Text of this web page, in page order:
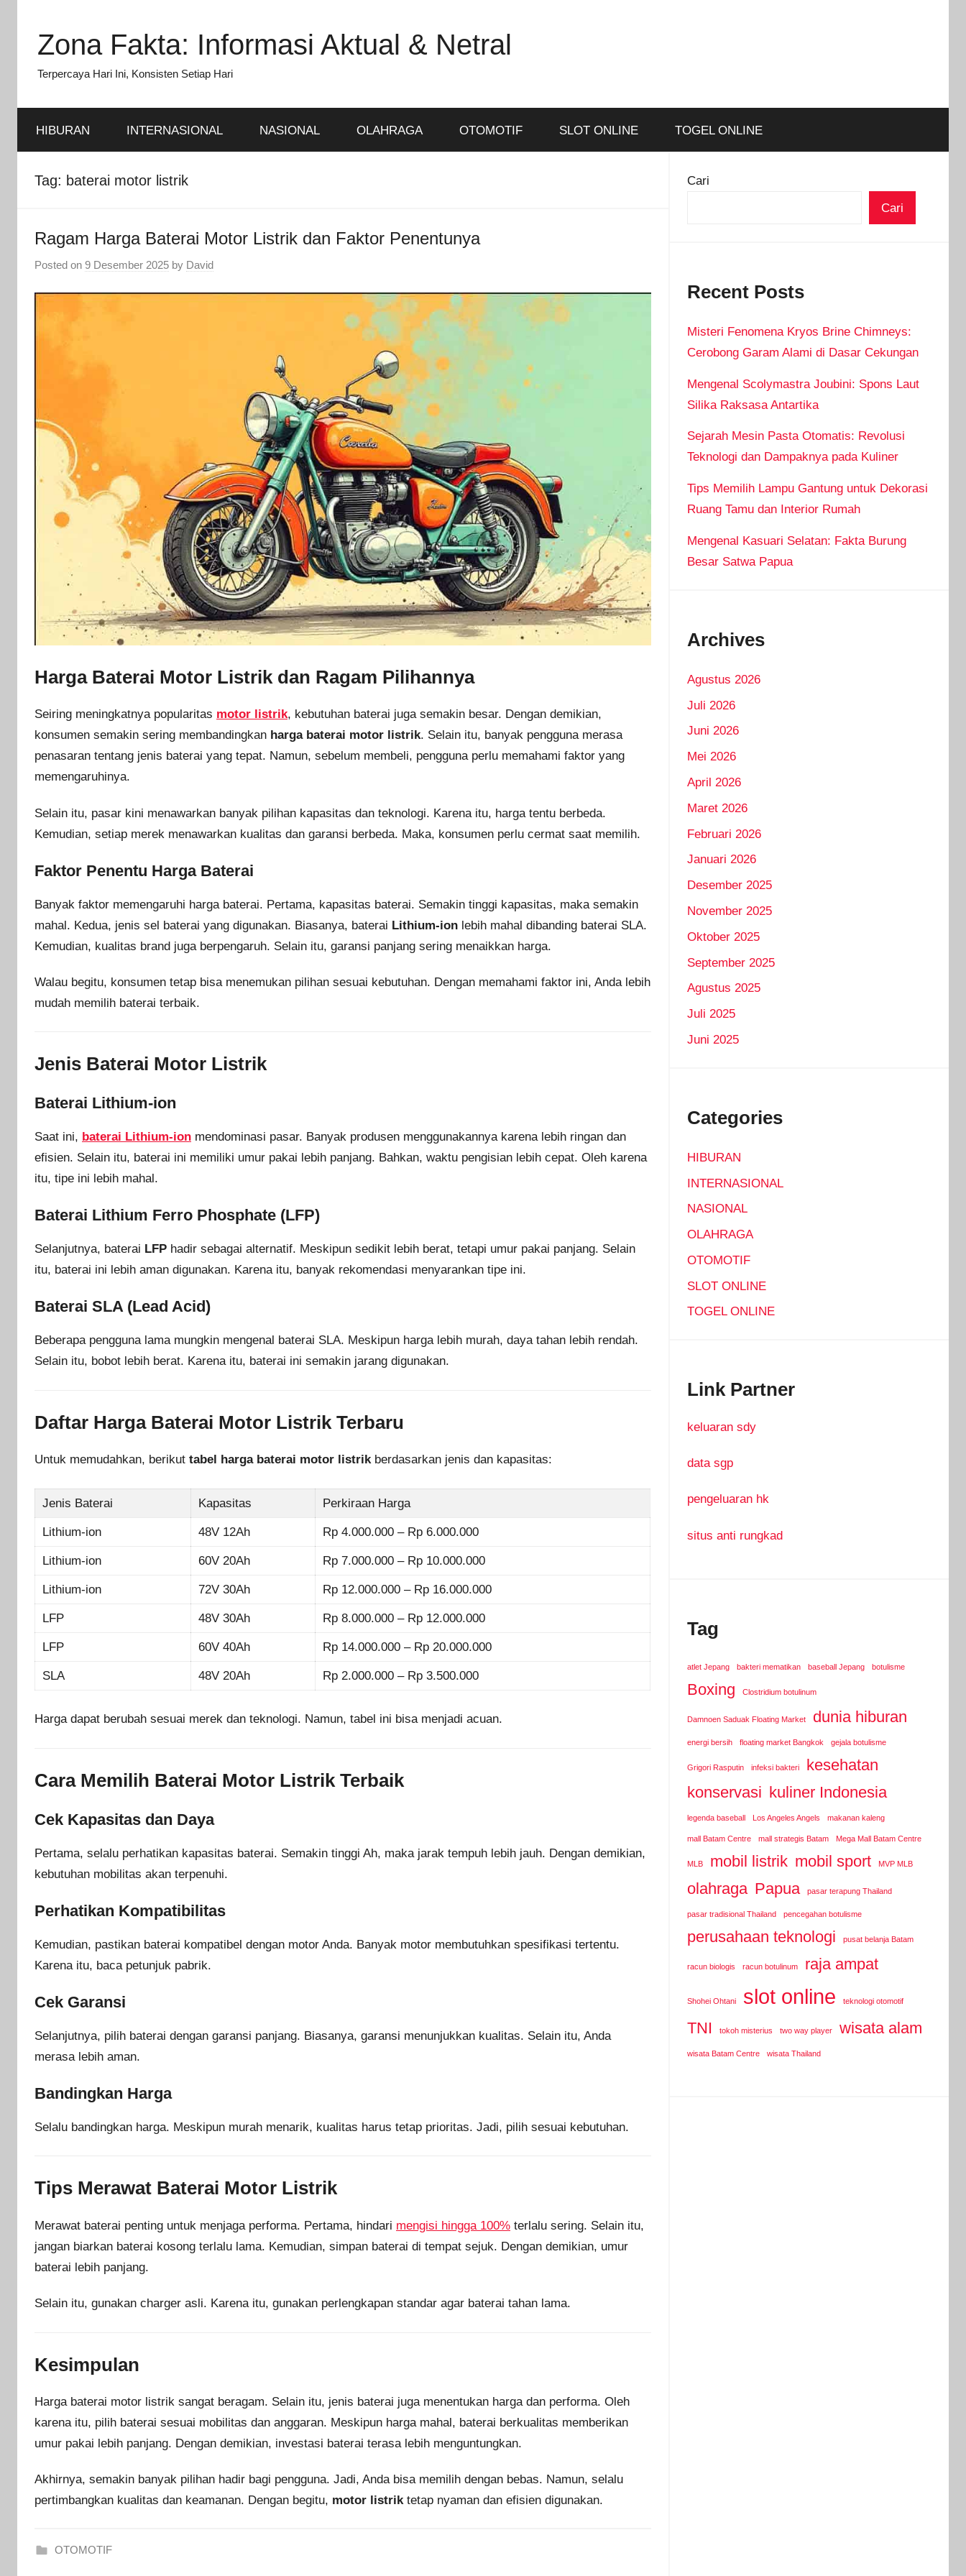
content
Zona Fakta: Informasi Aktual & Netral
Terpercaya Hari Ini, Konsisten Setiap Hari
HIBURAN INTERNASIONAL NASIONAL OLAHRAGA OTOMOTIF SLOT ONLINE TOGEL ONLINE
Tag: baterai motor listrik
Ragam Harga Baterai Motor Listrik dan Faktor Penentunya
Posted on 9 Desember 2025 by David
Harga Baterai Motor Listrik dan Ragam Pilihannya
Seiring meningkatnya popularitas motor listrik, kebutuhan baterai juga semakin besar. Dengan demikian,
konsumen semakin sering membandingkan harga baterai motor listrik. Selain itu, banyak pengguna merasa
penasaran tentang jenis baterai yang tepat. Namun, sebelum membeli, pengguna perlu memahami faktor yang
memengaruhinya.
Selain itu, pasar kini menawarkan banyak pilihan kapasitas dan teknologi. Karena itu, harga tentu berbeda.
Kemudian, setiap merek menawarkan kualitas dan garansi berbeda. Maka, konsumen perlu cermat saat memilih.
Faktor Penentu Harga Baterai
Banyak faktor memengaruhi harga baterai. Pertama, kapasitas baterai. Semakin tinggi kapasitas, maka semakin
mahal. Kedua, jenis sel baterai yang digunakan. Biasanya, baterai Lithium-ion lebih mahal dibanding baterai SLA.
Kemudian, kualitas brand juga berpengaruh. Selain itu, garansi panjang sering menaikkan harga.
Walau begitu, konsumen tetap bisa menemukan pilihan sesuai kebutuhan. Dengan memahami faktor ini, Anda lebih
mudah memilih baterai terbaik.
Jenis Baterai Motor Listrik
Baterai Lithium-ion
Saat ini, baterai Lithium-ion mendominasi pasar. Banyak produsen menggunakannya karena lebih ringan dan
efisien. Selain itu, baterai ini memiliki umur pakai lebih panjang. Bahkan, waktu pengisian lebih cepat. Oleh karena
itu, tipe ini lebih mahal.
Baterai Lithium Ferro Phosphate (LFP)
Selanjutnya, baterai LFP hadir sebagai alternatif. Meskipun sedikit lebih berat, tetapi umur pakai panjang. Selain
itu, baterai ini lebih aman digunakan. Karena itu, banyak rekomendasi menyarankan tipe ini.
Baterai SLA (Lead Acid)
Beberapa pengguna lama mungkin mengenal baterai SLA. Meskipun harga lebih murah, daya tahan lebih rendah.
Selain itu, bobot lebih berat. Karena itu, baterai ini semakin jarang digunakan.
Daftar Harga Baterai Motor Listrik Terbaru
Untuk memudahkan, berikut tabel harga baterai motor listrikberdasarkan jenis dan kapasitas:
Jenis Baterai Kapasitas Perkiraan Harga
Lithium-ion 48V 12Ah Rp 4.000.000 – Rp 6.000.000
Lithium-ion 60V 20Ah Rp 7.000.000 – Rp 10.000.000
Lithium-ion 72V 30Ah Rp 12.000.000 – Rp 16.000.000
LFP 48V 30Ah Rp 8.000.000 – Rp 12.000.000
LFP 60V 40Ah Rp 14.000.000 – Rp 20.000.000
SLA 48V 20Ah Rp 2.000.000 – Rp 3.500.000
Harga dapat berubah sesuai merek dan teknologi. Namun, tabel ini bisa menjadi acuan.
Cara Memilih Baterai Motor Listrik Terbaik
Cek Kapasitas dan Daya
Pertama, selalu perhatikan kapasitas baterai. Semakin tinggi Ah, maka jarak tempuh lebih jauh. Dengan demikian,
kebutuhan mobilitas akan terpenuhi.
Perhatikan Kompatibilitas
Kemudian, pastikan baterai kompatibel dengan motor Anda. Banyak motor membutuhkan spesifikasi tertentu.
Karena itu, baca petunjuk pabrik.
Cek Garansi
Selanjutnya, pilih baterai dengan garansi panjang. Biasanya, garansi menunjukkan kualitas. Selain itu, Anda
merasa lebih aman.
Bandingkan Harga
Selalu bandingkan harga. Meskipun murah menarik, kualitas harus tetap prioritas. Jadi, pilih sesuai kebutuhan.
Tips Merawat Baterai Motor Listrik
Merawat baterai penting untuk menjaga performa. Pertama, hindari mengisi hingga 100% terlalu sering. Selain itu,
jangan biarkan baterai kosong terlalu lama. Kemudian, simpan baterai di tempat sejuk. Dengan demikian, umur
baterai lebih panjang.
Selain itu, gunakan charger asli. Karena itu, gunakan perlengkapan standar agar baterai tahan lama.
Kesimpulan
Harga baterai motor listrik sangat beragam. Selain itu, jenis baterai juga menentukan harga dan performa. Oleh
karena itu, pilih baterai sesuai mobilitas dan anggaran. Meskipun harga mahal, baterai berkualitas memberikan
umur pakai lebih panjang. Dengan demikian, investasi baterai terasa lebih menguntungkan.
Akhirnya, semakin banyak pilihan hadir bagi pengguna. Jadi, Anda bisa memilih dengan bebas. Namun, selalu
pertimbangkan kualitas dan keamanan. Dengan begitu, motor listriktetap nyaman dan efisien digunakan.
OTOMOTIF
Cari
Cari
Recent Posts
Misteri Fenomena Kryos Brine Chimneys:
Cerobong Garam Alami di Dasar Cekungan
Mengenal Scolymastra Joubini: Spons Laut
Silika Raksasa Antartika
Sejarah Mesin Pasta Otomatis: Revolusi
Teknologi dan Dampaknya pada Kuliner
Tips Memilih Lampu Gantung untuk Dekorasi
Ruang Tamu dan Interior Rumah
Mengenal Kasuari Selatan: Fakta Burung
Besar Satwa Papua
Archives
Agustus 2026
Juli 2026
Juni 2026
Mei 2026
April 2026
Maret 2026
Februari 2026
Januari 2026
Desember 2025
November 2025
Oktober 2025
September 2025
Agustus 2025
Juli 2025
Juni 2025
Categories
HIBURAN
INTERNASIONAL
NASIONAL
OLAHRAGA
OTOMOTIF
SLOT ONLINE
TOGEL ONLINE
Link Partner
keluaran sdy
data sgp
pengeluaran hk
situs anti rungkad
Tag
atlet Jepang bakteri mematikan baseball Jepang botulisme
Boxing Clostridium botulinum
Damnoen Saduak Floating Market dunia hiburan
energi bersih floating market Bangkok gejala botulisme
Grigori Rasputin infeksi bakteri
kesehatan
konservasi kuliner Indonesia
legenda baseball Los Angeles Angels makanan kaleng
mall Batam Centre mall strategis Batam Mega Mall Batam Centre
MLB mobil listrik mobil sport MVP MLB
olahraga Papua pasar terapung Thailand
pasar tradisional Thailand pencegahan botulisme
perusahaan teknologi pusat belanja Batam
racun biologis racun botulinum raja ampat
Shohei Ohtani slot online teknologi otomotif
TNI tokoh misterius two way player wisata alam
wisata Batam Centre wisata Thailand